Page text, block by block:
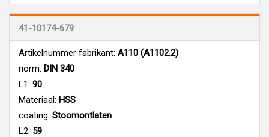
41-10174-679
Artikelnummer fabrikant: A110 (A1102.2)
norm: DIN 340
L1: 90
Materiaal: HSS
coating: Stoomontlaten
L2: 59